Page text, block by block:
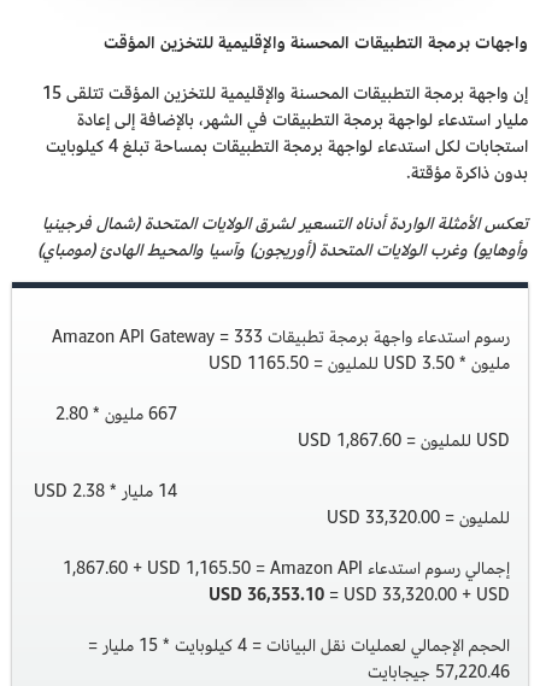
واجهات برمجة التطبيقات المحسنة والإقليمية للتخزين المؤقت
إن واجهة برمجة التطبيقات المحسنة والإقليمية للتخزين المؤقت تتلقى 15
مليار استدعاء لواجهة برمجة التطبيقات في الشهر، بالإضافة إلى إعادة
استجابات لكل استدعاء لواجهة برمجة التطبيقات بمساحة تبلغ 4 كيلوبايت
بدون ذاكرة مؤقتة.
تعكس الأمثلة الواردة أدناه التسعير لشرق الولايات المتحدة (شمال فرجينيا
وأوهايو) وغرب الولايات المتحدة (أوريجون) وآسيا والمحيط الهادئ (مومباي)
رسوم استدعاء واجهة برمجة تطبيقات Amazon API Gateway = 333
مليون * 3.50 USD للمليون = 1165.50 USD
667 مليون * 2.80
USD للمليون = 1,867.60 USD
14 مليار * 2.38 USD
للمليون = 33,320.00 USD
إجمالي رسوم استدعاء Amazon API ‏= 1,165.50 USD‏ + 1,867.60
USD +‏ 33,320.00‏ USD ‏=
36,353.10 USD
الحجم الإجمالي لعمليات نقل البيانات = 4 كيلوبايت * 15 مليار =
57,220.46 جيجابايت